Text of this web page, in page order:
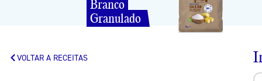
Branco
Granulado
VOLTAR A RECEITAS